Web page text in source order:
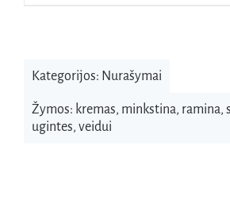
Kategorijos: Nurašymai
Žymos: kremas, minkstina, ramina,
ugintes, veidui